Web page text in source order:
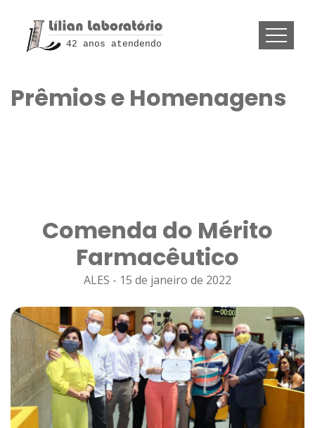
42 anos atendendo
Prêmios e Homenagens
Comenda do Mérito
Farmacêutico
ALES - 15 de janeiro de 2022